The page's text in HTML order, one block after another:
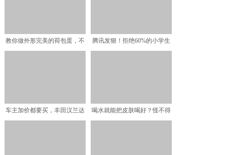
教你做外形完美的荷包蛋，不
腾讯发狠！拒绝60%的小学生
车主加价都要买，丰田汉兰达
喝水就能把皮肤喝好？怪不得